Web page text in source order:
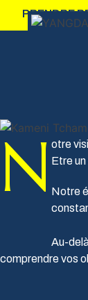
PRENDRE
N otre
Etre
Notre
Au-
comprendre vos